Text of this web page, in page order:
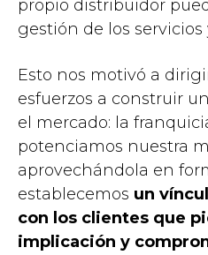
propio distribuidor
gestión de los servicios
Esto nos motivó a
esfuerzos a construir
el mercado: la
potenciamos nuestra
aprovechándola en
establecemos un
con los clientes que
implicación y